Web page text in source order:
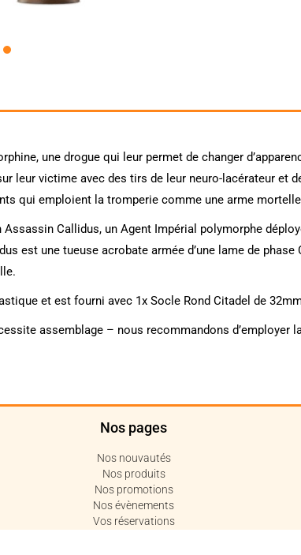
une drogue qui leur permet de changer
leur victime avec des tirs de leur neuro-lacérateur et
qui emploient la tromperie comme une arme
Callidus, un Agent Impérial polymorphe
est une tueuse acrobate armée d’une lame de phase
et est fourni avec 1x Socle Rond Citadel de
assemblage – nous recommandons d’employer
Nos pages
Nos nouvautés
Nos produits
Nos promotions
Nos évènements
Vos réservations